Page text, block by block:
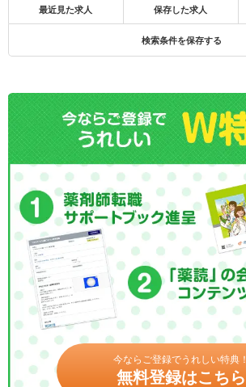
最近見た求人 保存した求人
検索条件を保存する
今ならご登録でうれしい特典！
無料登録はこちら